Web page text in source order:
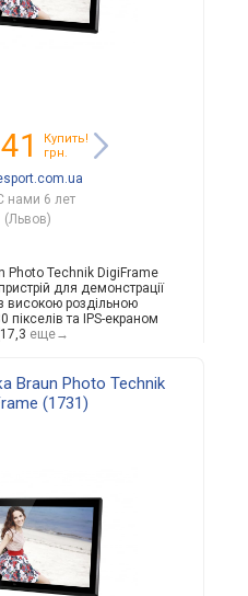
Купить!
грн.
нами 6 лет
(Львов)
Photo Technik DigiFrame
для демонстрації
високою роздільною
пікселів та IPS-екраном
еще→
Braun Photo Technik
(1731)